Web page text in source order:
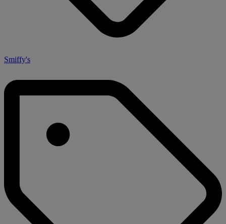
Smiffy's